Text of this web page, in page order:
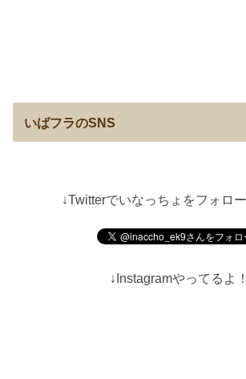
いばフラのSNS
↓Twitterでいなっちょをフォロ
↓Instagramやってるよ！